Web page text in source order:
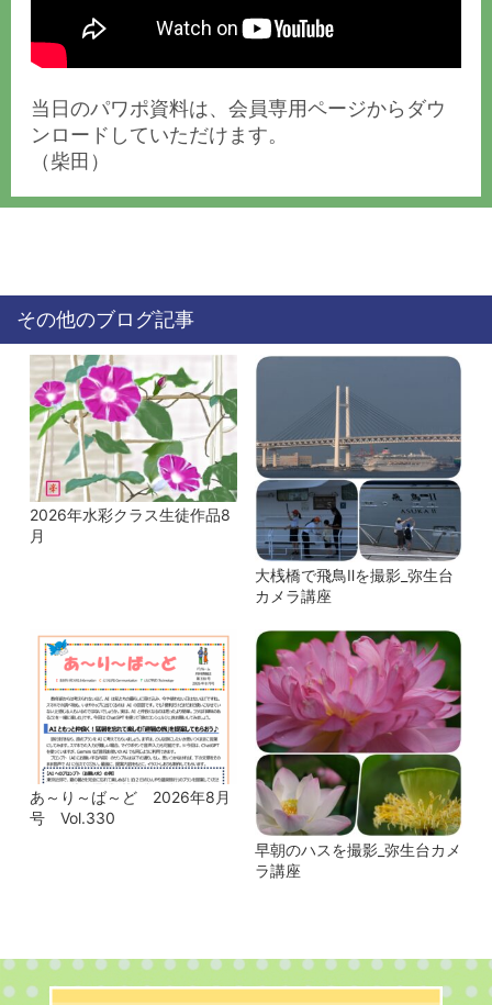
当日のパワポ資料は、会員専用ページからダウ
ンロードしていただけます。
（柴田）
その他のブログ記事
2026年水彩クラス生徒作品8
月
大桟橋で飛鳥Ⅱを撮影_弥生台
カメラ講座
あ～り～ば～ど 2026年8月
号 Vol.330
早朝のハスを撮影_弥生台カメ
ラ講座